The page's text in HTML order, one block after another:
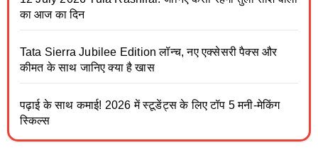
का आज का दिन
Tata Sierra Jubilee Edition लॉन्च, नए एक्सेसरी पैक्स और
कीमत के साथ जानिए क्या है खास
पढ़ाई के साथ कमाई! 2026 में स्टूडेंट्स के लिए टॉप 5 मनी-मेकिंग
स्किल्स